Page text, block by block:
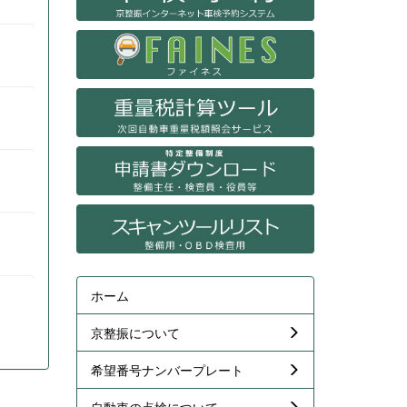
ホーム
京整振について
希望番号ナンバープレート